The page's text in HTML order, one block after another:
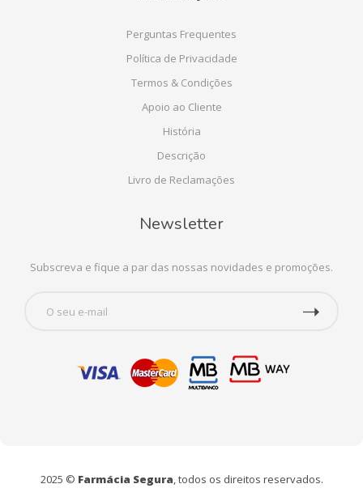
Perguntas Frequentes
Política de Privacidade
Termos & Condições
Apoio ao Cliente
História
Descrição
Livro de Reclamações
Newsletter
Subscreva e fique a par das nossas novidades e promoções.
2025 © Farmácia Segura, todos os direitos reservados.